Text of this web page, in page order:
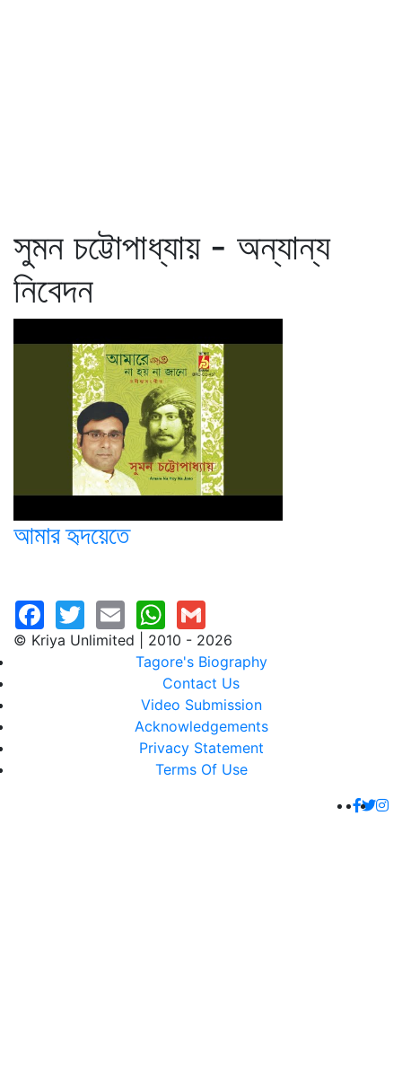
সুমন চট্টোপাধ্যায় - অন্যান্য
নিবেদন
আমার হৃদয়েতে
© Kriya Unlimited | 2010 - 2026
Tagore's Biography
Contact Us
Video Submission
Acknowledgements
Privacy Statement
Terms Of Use